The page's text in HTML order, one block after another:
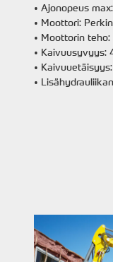
• Ajonopeus
• Moottori:
• Moottorin teho:
• Kaivuusyvyys:
•
•